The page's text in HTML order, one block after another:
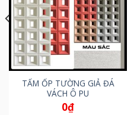
TẤM ỐP TƯỜNG GIẢ ĐÁ
VÁCH Ô PU
0₫